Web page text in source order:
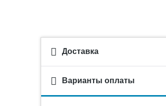
Доставка
Варианты оплаты